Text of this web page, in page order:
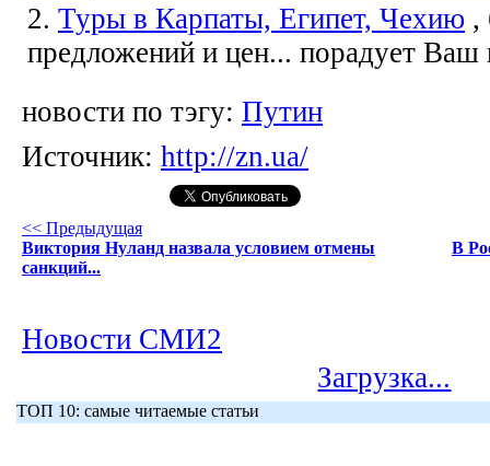
2. Туры в Карпаты, Египет, Чехию ,
предложений и цен... порадует Ваш
новости по тэгу: Путин
Источник: http://zn.ua/
<< Предыдущая
Виктория Нуланд назвала условием отмены
санкций...
В
Новости СМИ2
Загрузка...
ТОП 10: самые читаемые статьи